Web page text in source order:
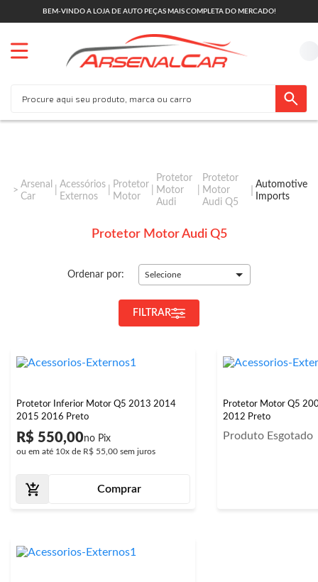
BEM-VINDO A LOJA DE AUTO PEÇAS MAIS COMPLETA DO MERCADO!
Arsenal
Car
Acessórios
Externos
Protetor
Motor
Protetor
Motor
Audi
Protetor
Motor
Audi Q5
Automotive
Imports
Protetor Motor Audi Q5
Ordenar por: Selecione
FILTRAR
Protetor Inferior Motor Q5 2013 2014
2015 2016 Preto
R$ 550,00
ou em até 10x de R$ 55,00 sem juros
Comprar
Protetor Motor Q5
2012 Preto
Produto Esgotado